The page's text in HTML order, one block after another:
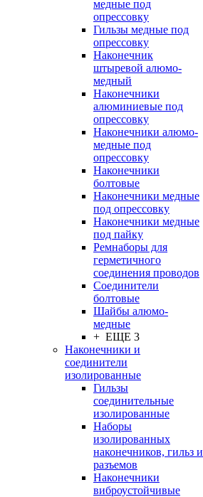
медные под
опрессовку
Гильзы медные под
опрессовку
Наконечник
штыревой алюмо-
медный
Наконечники
алюминиевые под
опрессовку
Наконечники алюмо-
медные под
опрессовку
Наконечники
болтовые
Наконечники медные
под опрессовку
Наконечники медные
под пайку
Ремнаборы для
герметичного
соединения проводов
Соединители
болтовые
Шайбы алюмо-
медные
+ ЕЩЕ 3
Наконечники и
соединители
изолированные
Гильзы
соединительные
изолированные
Наборы
изолированных
наконечников, гильз и
разъемов
Наконечники
виброустойчивые